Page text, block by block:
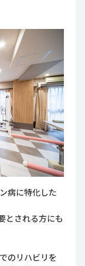
病に特化した
とされる方にも
のリハビリを